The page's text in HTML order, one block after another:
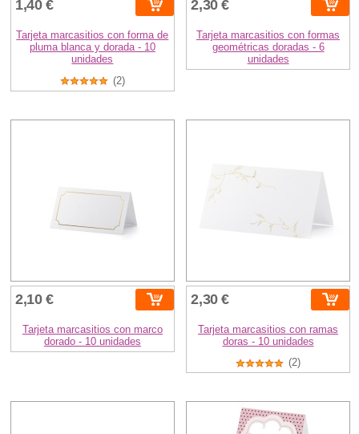
1,40 €
Tarjeta marcasitios con forma de
pluma blanca y dorada - 10
unidades
(2)
2,30 €
Tarjeta marcasitios con formas
geométricas doradas - 6
unidades
2,10 €
Tarjeta marcasitios con marco
dorado - 10 unidades
2,30 €
Tarjeta marcasitios con ramas
doras - 10 unidades
(2)